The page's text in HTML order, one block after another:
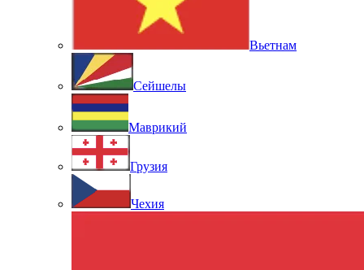
Вьетнам
Сейшелы
Маврикий
Грузия
Чехия